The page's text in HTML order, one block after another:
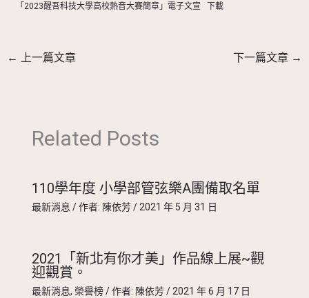
「2023醒吾科技大學高校熱音大賽簡章」電子文宣
下載
← 上一篇文章 下一篇文章 →
Related Posts
110學年度 小學部管弦樂A團備取名單
最新消息 / 作者: 陳依芳/2021 年 5 月 31 日
2021「新北有你才美」作品線上展~觀
迎觀賞。
最新消息, 榮譽榜/ 作者: 陳依芳/2021 年 6 月 17 日